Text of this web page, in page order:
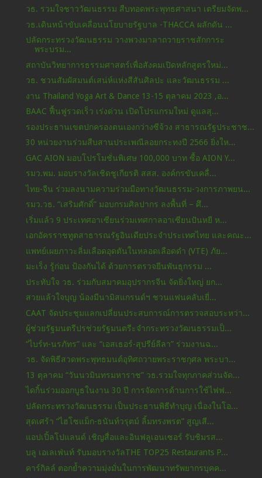
วธ. รวมใจชาววัฒนธรรม สืบทอดพระพุทธศาสนา เตรียมจัดพ...
วธ.เดินหน้าขับเคลื่อนนโยบายรัฐบาล -THACCA ผลักดัน ...
ปลัดกระทรวงวัฒนธรรม วางพวงมาลาถวายราชสักการะ
พระบรม...
สถาบันวิทยาการธรรมศาสตร์เพื่อสังคมเปิดหลักสูตรใหม่...
วธ. ชวนสัมผัสมนต์เสน่ห์แห่งสีสันศิลปะ และวัฒนธรรม ...
งาน Thailand Yoga Art & Dance 13-15 ตุลาคม 2023 ,อ...
BAAC ฟื้นฟูรวดเร็ว เร่งด่วน เปิดโปรแกรมใหม่ ดูแลสุ...
รองประธานเขตปกครองตนเองกว่างซีจ้วง สาธารณรัฐประชาช...
30 หน่วยงานร่วมสืบสานประเพณีลอยกระทงปี 2566 ยิ่งให...
GAC AION มอบโปรโมชั่นพิเศษ 100,000 บาท ซื้อ AION Y...
รมว.พม. มอบรางวัลเชิดชูเกียรติ สสส. องค์กรขับเคลื่...
ไทย-จีน ร่วมลงนามความร่วมมือทางวัฒนธรรม-วงการภาพยน...
รมว.วธ. “เสริมศักดิ์” มอบกรมศิลปากร ลงพื้นที่ – ศึ...
เริ่มแล้ว 9 ประเทศอาเซียนร่วมเทศกาลอาเซียนปันหยี ห...
เอกอัครราชทูตสาธารณรัฐอินเดียประจำประเทศไทย และคณะ...
แพทย์เผยภาวะลิ่มเลือดอุดตันในหลอดเลือดดำ (VTE) ภัย...
มะเร็ง รู้ก่อน ป้องกันได้ ด้วยการตรวจยีนพันธุกรรม ...
ประทับใจ วธ. ร่วมกับสมาคมอุปรากรจีน จัดยิ่งใหญ่ ยก...
สวยแล้วใจบุญ​ น้องมีนามิสแกรนด์​ฯ​ ชวนแฟน​คลับเยี่...
CAAT จัดประชุมแลกเปลี่ยนประสบการณ์การตรวจสอบระหว่า...
ผู้ช่วยรัฐมนตรีปรช่วยรัฐมนตรีะจำกระทรวงวัฒนธรรมเป็...
“ไบร์ท-นรภัทร” และ “เอสเธอร์-สุปรีย์ลีลา” ร่วมงานฉ...
วธ. จัดพิธีสวดพระพุทธมนต์อุทิศถวายพระราชกุศล พระบา...
13 ตุลาคม “วันนวมินทรมหาราช” วธ.รวมใจทุกภาคส่วนจัด...
ไดกิ้นร่วมออกบูธในงาน 30 ปี การจัดการด้านการใช้ไฟฟ...
ปลัดกระทรวงวัฒนธรรม เป็นประธานพิธีทำบุญ เนื่องในโอ...
สุดเศร้า “ไฮโซแม็ก-ธนันท์วรุตม์ ลิ้มทรงพรต” สูญเสี...
แอปเปิ้ลโปแลนด์ เชิญสื่อและอินฟลูเอนเซอร์ รับชิมรส...
บลู เอเลเฟ่นท์ รับมอบรางวัลTHE TOP25 Restaurants P...
คาร์กิลล์ ตอกย้ำความมุ่งมั่นในการพัฒนาทรัพยากรบุคค...